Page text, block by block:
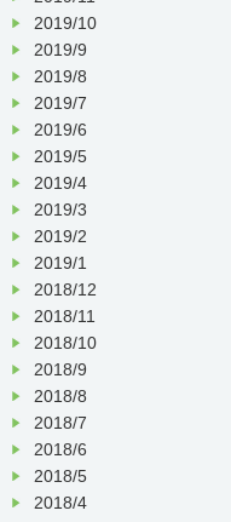
2019/10
2019/9
2019/8
2019/7
2019/6
2019/5
2019/4
2019/3
2019/2
2019/1
2018/12
2018/11
2018/10
2018/9
2018/8
2018/7
2018/6
2018/5
2018/4